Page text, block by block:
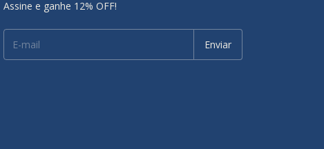
Assine e ganhe 12% OFF!